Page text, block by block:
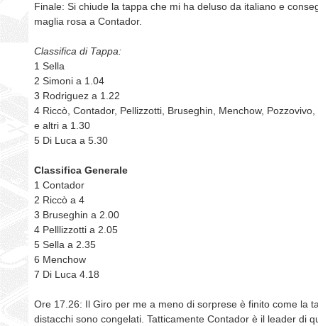
Finale: Si chiude la tappa che mi ha deluso da italiano e
maglia rosa a Contador.
Classifica di Tappa:
1 Sella
2 Simoni a 1.04
3 Rodriguez a 1.22
4 Riccò, Contador, Pellizzotti, Bruseghin, Menchow,
e altri a 1.30
5 Di Luca a 5.30
Classifica Generale
1 Contador
2 Riccò a 4
3 Bruseghin a 2.00
4 Pelllizzotti a 2.05
5 Sella a 2.35
6 Menchow
7 Di Luca 4.18
Ore 17.26: Il Giro per me a meno di sorprese è finito come la
distacchi sono congelati. Tatticamente Contador è il leader di